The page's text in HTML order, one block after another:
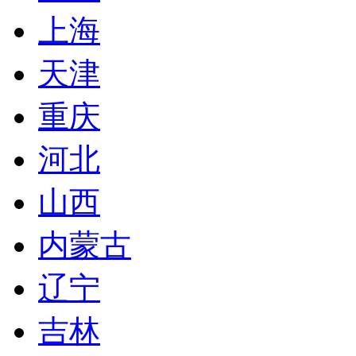
上海
天津
重庆
河北
山西
内蒙古
辽宁
吉林